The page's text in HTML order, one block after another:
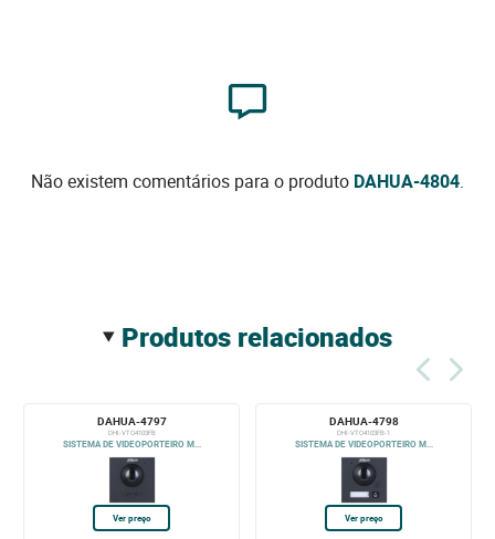
Não existem comentários para o produto DAHUA-4804.
produtos relacionados
DAHUA-4797
DHI-VTO4103FB
SISTEMA DE VIDEOPORTEIRO M...
Ver preço
DAHUA-4798
DHI-VTO4103FB-1
SISTEMA DE VIDEOPORTEIRO M...
Ver preço